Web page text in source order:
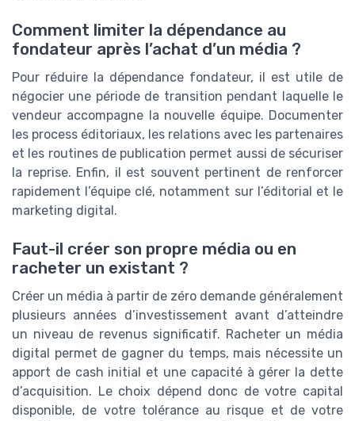
Comment limiter la dépendance au
fondateur après l’achat d’un média ?
Pour réduire la dépendance fondateur, il est utile de
négocier une période de transition pendant laquelle le
vendeur accompagne la nouvelle équipe. Documenter
les process éditoriaux, les relations avec les partenaires
et les routines de publication permet aussi de sécuriser
la reprise. Enfin, il est souvent pertinent de renforcer
rapidement l’équipe clé, notamment sur l’éditorial et le
marketing digital.
Faut-il créer son propre média ou en
racheter un existant ?
Créer un média à partir de zéro demande généralement
plusieurs années d’investissement avant d’atteindre
un niveau de revenus significatif. Racheter un média
digital permet de gagner du temps, mais nécessite un
apport de cash initial et une capacité à gérer la dette
d’acquisition. Le choix dépend donc de votre capital
disponible, de votre tolérance au risque et de votre